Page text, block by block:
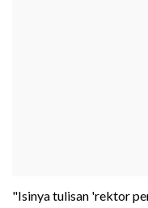
"Isinya tulisan 'rektor